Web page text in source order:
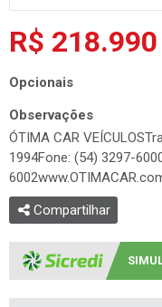
R$ 218.990
Opcionais
Observações
ÓTIMA CAR
1994Fone: (54) 3297-
Compartilhar